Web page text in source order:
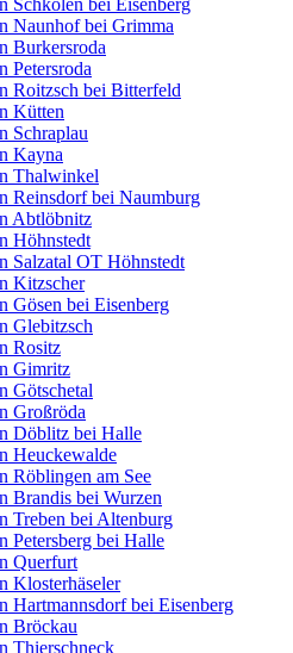
Schkölen bei Eisenberg
Naunhof bei Grimma
Burkersroda
Petersroda
Roitzsch bei Bitterfeld
Kütten
Schraplau
Kayna
Thalwinkel
Reinsdorf bei Naumburg
Abtlöbnitz
Höhnstedt
Salzatal OT Höhnstedt
Kitzscher
Gösen bei Eisenberg
Glebitzsch
Rositz
Gimritz
Götschetal
Großröda
Döblitz bei Halle
Heuckewalde
Röblingen am See
Brandis bei Wurzen
Treben bei Altenburg
Petersberg bei Halle
Querfurt
Klosterhäseler
Hartmannsdorf bei Eisenberg
Bröckau
Thierschneck